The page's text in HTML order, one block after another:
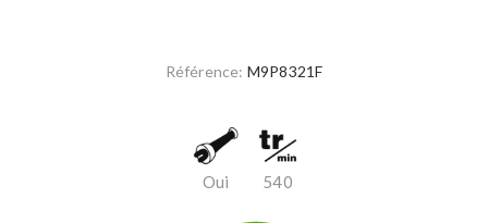
Référence: M9P8321F
Oui 540